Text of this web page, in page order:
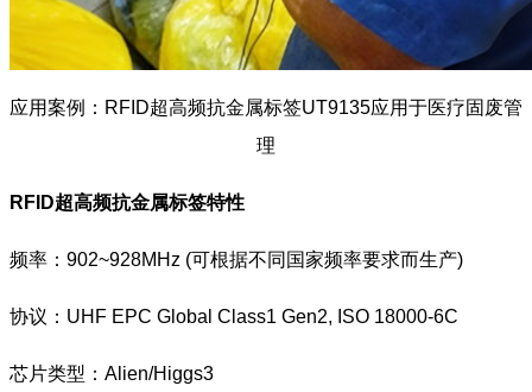
应用案例：RFID超高频抗金属标签UT9135应用于医疗固废管
理
RFID超高频抗金属标签特性
频率：902~928MHz (可根据不同国家频率要求而生产)
协议：UHF EPC Global Class1 Gen2, ISO 18000-6C
芯片类型：Alien/Higgs3